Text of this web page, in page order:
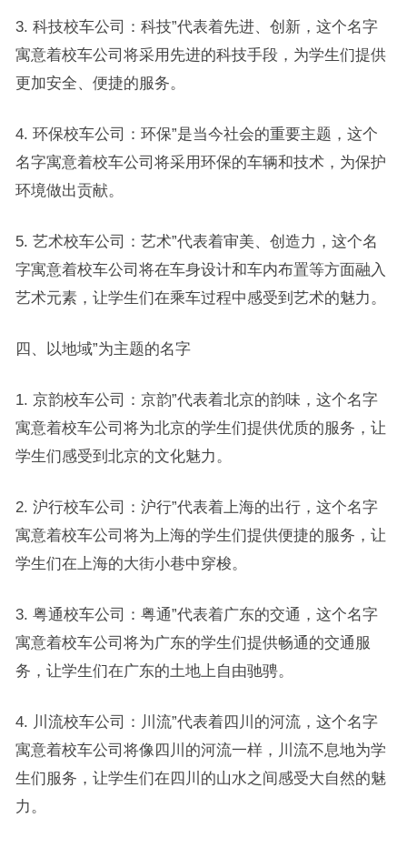
3. 科技校车公司：科技”代表着先进、创新，这个名字
寓意着校车公司将采用先进的科技手段，为学生们提供
更加安全、便捷的服务。
4. 环保校车公司：环保”是当今社会的重要主题，这个
名字寓意着校车公司将采用环保的车辆和技术，为保护
环境做出贡献。
5. 艺术校车公司：艺术”代表着审美、创造力，这个名
字寓意着校车公司将在车身设计和车内布置等方面融入
艺术元素，让学生们在乘车过程中感受到艺术的魅力。
四、以地域”为主题的名字
1. 京韵校车公司：京韵”代表着北京的韵味，这个名字
寓意着校车公司将为北京的学生们提供优质的服务，让
学生们感受到北京的文化魅力。
2. 沪行校车公司：沪行”代表着上海的出行，这个名字
寓意着校车公司将为上海的学生们提供便捷的服务，让
学生们在上海的大街小巷中穿梭。
3. 粤通校车公司：粤通”代表着广东的交通，这个名字
寓意着校车公司将为广东的学生们提供畅通的交通服
务，让学生们在广东的土地上自由驰骋。
4. 川流校车公司：川流”代表着四川的河流，这个名字
寓意着校车公司将像四川的河流一样，川流不息地为学
生们服务，让学生们在四川的山水之间感受大自然的魅
力。